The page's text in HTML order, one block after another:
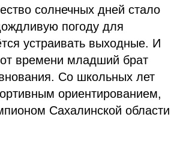
солнечных дней стало
погоду для
устраивать выходные. И
времени младший брат
Со школьных лет
ориентированием,
Сахалинской области